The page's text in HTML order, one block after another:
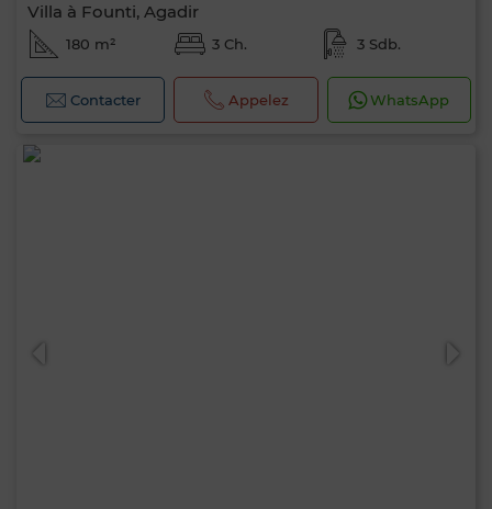
Villa à Founti, Agadir
180 m² 3 Ch. 3 Sdb.
Contacter Appelez WhatsApp